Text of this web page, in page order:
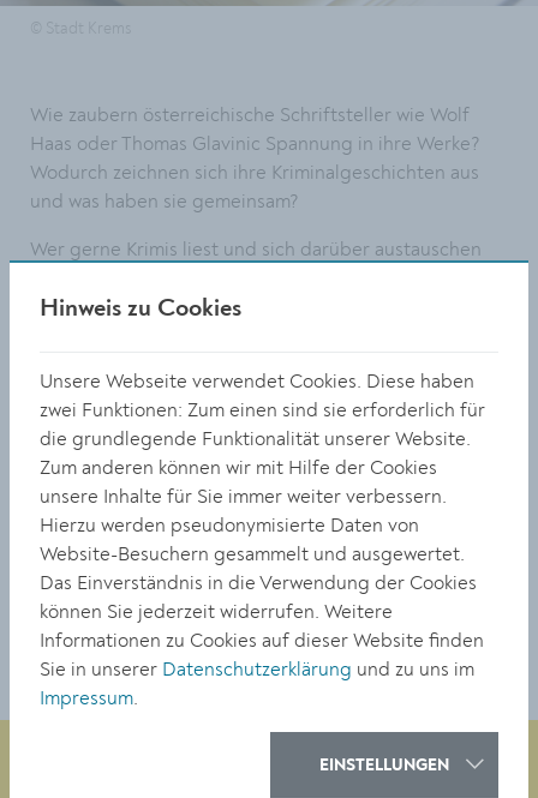
Wie zaubern österreichische Schriftsteller wie Wolf
Haas oder Thomas Glavinic Spannung in ihre Werke?
Wodurch zeichnen sich ihre Kriminalgeschichten aus
und was haben sie gemeinsam?
Wer gerne Krimis liest und sich darüber austauschen
Sohm spannt den Bogen der Krimiliteratur von Wolf
info@vhs-krems.at, Tel. 02732/85798 oder in der VHS
Krems, Obere Landstraße 10.
Buchclub ab 14. Oktober, 16.30-18 Uhr in der
Stadtbücherei Krems, Am Körnermarkt 14, 3500 Krems,
Teilnahmegebühr: 49 Euro.
TEILEN
Hinweis zu Cookies
Unsere Webseite verwendet Cookies. Diese haben
zwei Funktionen: Zum einen sind sie erforderlich für
die grundlegende Funktionalität unserer Website.
Zum anderen können wir mit Hilfe der Cookies
unsere Inhalte für Sie immer weiter verbessern.
Hierzu werden pseudonymisierte Daten von
Website-Besuchern gesammelt und ausgewertet.
Das Einverständnis in die Verwendung der Cookies
können Sie jederzeit widerrufen. Weitere
Informationen zu Cookies auf dieser Website finden
Sie in unserer Datenschutzerklärung und zu uns im
Impressum.
EINSTELLUNGEN